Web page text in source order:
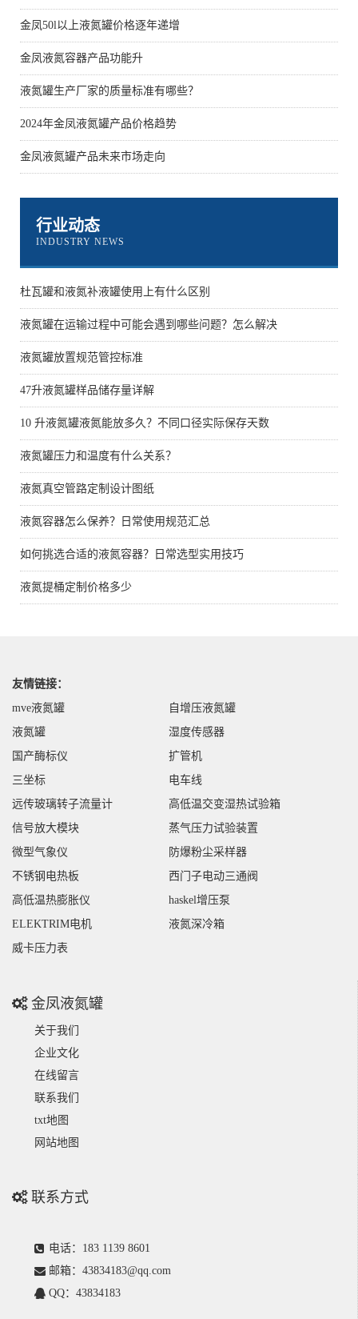
金凤50l以上液氮罐价格逐年递增
金凤液氮容器产品功能升
液氮罐生产厂家的质量标准有哪些？
2024年金凤液氮罐产品价格趋势
金凤液氮罐产品未来市场走向
行业动态
INDUSTRY NEWS
杜瓦罐和液氮补液罐使用上有什么区别
液氮罐在运输过程中可能会遇到哪些问题？怎么解决
液氮罐放置规范管控标准
47升液氮罐样品储存量详解
10 升液氮罐液氮能放多久？不同口径实际保存天数
液氮罐压力和温度有什么关系？
液氮真空管路定制设计图纸
液氮容器怎么保养？日常使用规范汇总
如何挑选合适的液氮容器？日常选型实用技巧
液氮提桶定制价格多少
友情链接：
mve液氮罐
自增压液氮罐
液氮罐
湿度传感器
国产酶标仪
扩管机
三坐标
电车线
远传玻璃转子流量计
高低温交变湿热试验箱
信号放大模块
蒸气压力试验装置
微型气象仪
防爆粉尘采样器
不锈钢电热板
西门子电动三通阀
高低温热膨胀仪
haskel增压泵
ELEKTRIM电机
液氮深冷箱
威卡压力表
金凤液氮罐
关于我们
企业文化
在线留言
联系我们
txt地图
网站地图
联系方式
电话：183 1139 8601
邮箱：43834183@qq.com
QQ：43834183